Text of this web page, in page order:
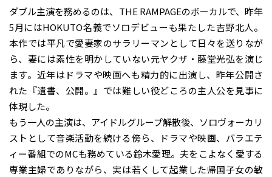
ダブル主演を務めるのは、THE RAMPAGEのボーカルで、昨年
5月にはHOKUTO名義でソロデビューも果たした吉野北人。
本作では平凡で愛妻家のサラリーマンとして日々を送りなが
ら、妻には素性を明かしていない元ヤクザ・藤堂光弘を演じ
ます。近年はドラマや映画へも精力的に出演し、昨年公開さ
れた『遺書、公開。』では難しい役どころの主人公を見事に
体現した。
もう一人の主演は、アイドルグループ解散後、ソロヴォーカリ
ストとして音楽活動を続ける傍ら、ドラマや映画、バラエテ
ィー番組でのMCも務めている鈴木愛理。夫をこよなく愛する
専業主婦でありながら、実は若くして起業した帰国子女の敏